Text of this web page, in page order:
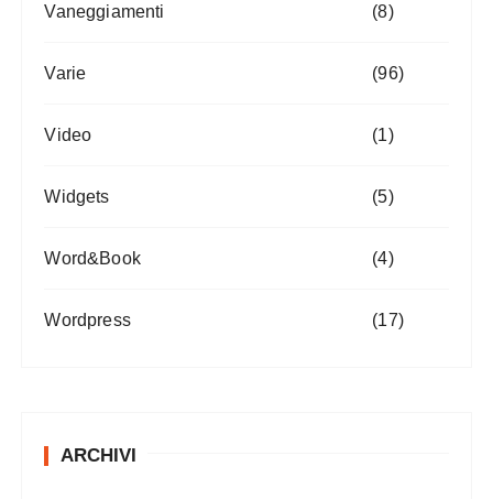
Vaneggiamenti (8)
Varie (96)
Video (1)
Widgets (5)
Word&Book (4)
Wordpress (17)
ARCHIVI